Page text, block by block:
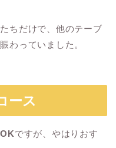
ちだけで、他のテーブ
わっていました。
ース
ですが、やはりおす